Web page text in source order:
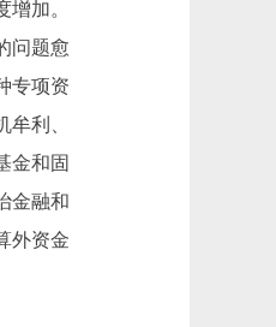
加。
问题愈
专项资
利、
金和固
金融和
外资金